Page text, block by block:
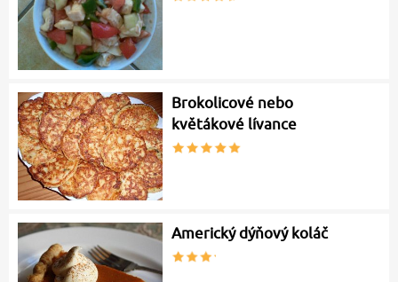
Brokolicové nebo
květákové lívance
Americký dýňový koláč